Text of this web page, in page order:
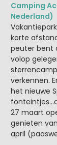
Camping
Nederland)
korte
peuter bent
volop
verkennen.
het nieuwe
27 maart
genieten
april